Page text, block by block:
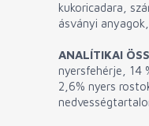
kukoricadara,
ásványi
ANALÍTIKAI
nyersfehérje, 14
2,6% nyers